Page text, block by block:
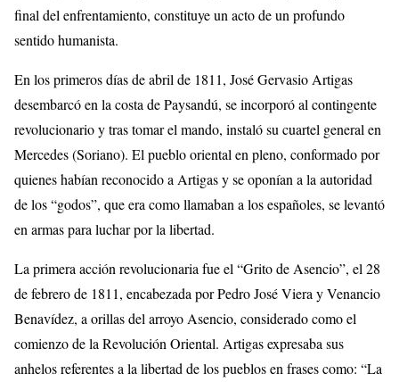
final del enfrentamiento, constituye un acto de un profundo
sentido humanista.
En los primeros días de abril de 1811, José Gervasio Artigas
desembarcó en la costa de Paysandú, se incorporó al contingente
revolucionario y tras tomar el mando, instaló su cuartel general en
Mercedes (Soriano). El pueblo oriental en pleno, conformado por
quienes habían reconocido a Artigas y se oponían a la autoridad
de los “godos”, que era como llamaban a los españoles, se levantó
en armas para luchar por la libertad.
La primera acción revolucionaria fue el “Grito de Asencio”, el 28
de febrero de 1811, encabezada por Pedro José Viera y Venancio
Benavídez, a orillas del arroyo Asencio, considerado como el
comienzo de la Revolución Oriental. Artigas expresaba sus
anhelos referentes a la libertad de los pueblos en frases como: “La